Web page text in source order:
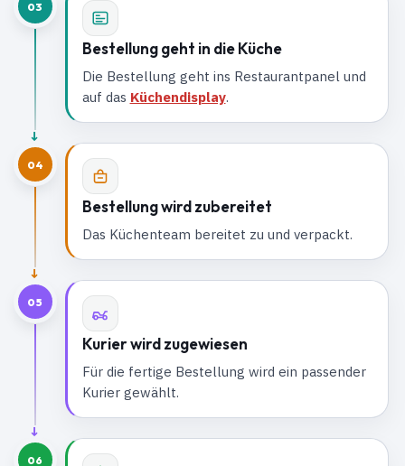
03
Bestellung geht in die Küche
Die Bestellung geht ins Restaurantpanel und
auf das Küchendisplay.
04
Bestellung wird zubereitet
Das Küchenteam bereitet zu und verpackt.
05
Kurier wird zugewiesen
Für die fertige Bestellung wird ein passender
Kurier gewählt.
06